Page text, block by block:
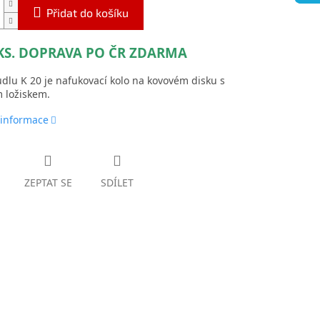
Přidat do košíku
DOPRAVA PO ČR ZDARMA
K 20 je nafukovací kolo na kovovém disku s
ložiskem.
ZEPTAT SE SDÍLET